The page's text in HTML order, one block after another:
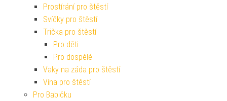
Prostírání pro štěstí
Svíčky pro štěstí
Trička pro štěstí
Pro děti
Pro dospělé
Vaky na záda pro štěstí
Vína pro štěstí
Pro Babičku